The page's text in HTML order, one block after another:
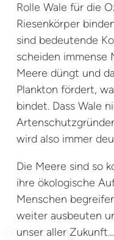
Rolle Wale für die
Riesenkörper
sind bedeutende
scheiden immense
Meere düngt und
Plankton fördert,
bindet. Dass Wale
wird also immer
Die Meere sind so
ihre ökologische
Menschen
weiter ausbeuten
unser aller Zukunft…